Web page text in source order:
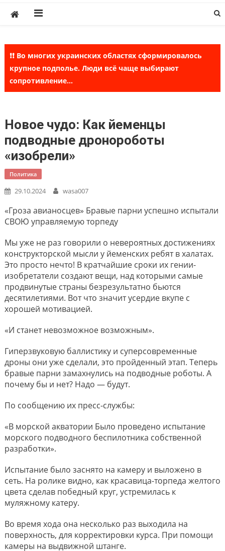
❗❗ Во многих украинских областях сформировалось
крупное подполье. Люди всё чаще выбирают
сопротивление...
Новое чудо: Как йеменцы
подводные дронороботы
«изобрели»
Политика
29.10.2024 wasa007
«Гроза авианосцев» Бравые парни успешно испытали
СВОЮ управляемую торпеду
Мы уже не раз говорили о невероятных достижениях
конструкторской мысли у йеменских ребят в халатах.
Это просто нечто! В кратчайшие сроки их гении-
изобретатели создают вещи, над которыми самые
продвинутые страны безрезультатно бьются
десятилетиями. Вот что значит усердие вкупе с
хорошей мотивацией.
«И станет невозможное возможным».
Гиперзвуковую баллистику и суперсовременные
дроны они уже сделали, это пройденный этап. Теперь
бравые парни замахнулись на подводные роботы. А
почему бы и нет? Надо — будут.
По сообщению их пресс-службы:
«В морской акватории Было проведено испытание
морского подводного беспилотника собственной
разработки».
Испытание было заснято на камеру и выложено в
сеть. На ролике видно, как красавица-торпеда желтого
цвета сделав победный круг, устремилась к
муляжному катеру.
Во время хода она несколько раз выходила на
поверхность, для корректировки курса. При помощи
камеры на выдвижной штанге.